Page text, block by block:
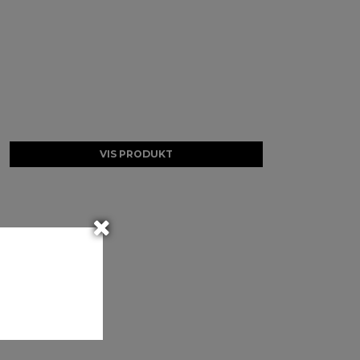
VIS PRODUKT